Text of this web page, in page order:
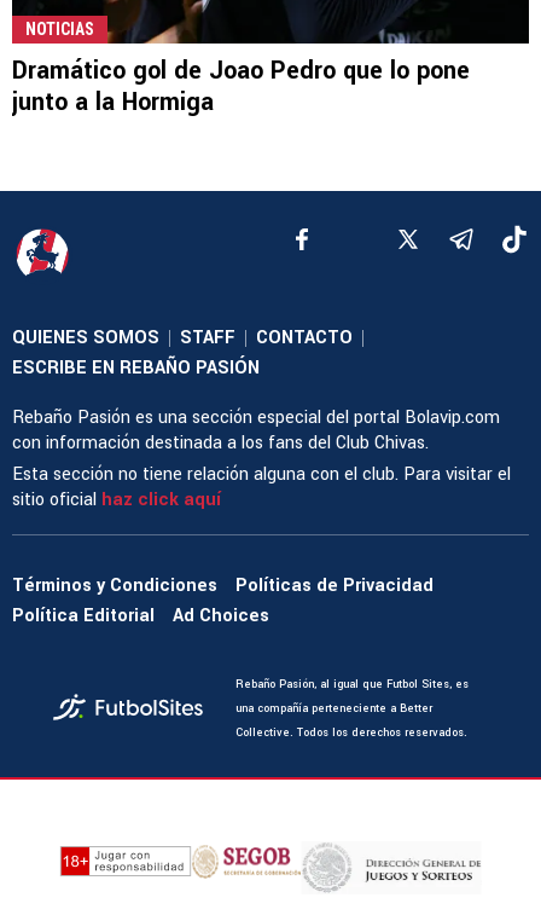
NOTICIAS
Dramático gol de Joao Pedro que lo pone
junto a la Hormiga
QUIENES SOMOS | STAFF | CONTACTO |
ESCRIBE EN REBAÑO PASIÓN
Rebaño Pasión es una sección especial del portal Bolavip.com
con información destinada a los fans del Club Chivas.
Esta sección no tiene relación alguna con el club. Para visitar el
sitio oficial haz click aquí
Términos y Condiciones
Políticas de Privacidad
Política Editorial
Ad Choices
Rebaño Pasión, al igual que Futbol Sites, es
una compañía perteneciente a Better
Collective. Todos los derechos reservados.